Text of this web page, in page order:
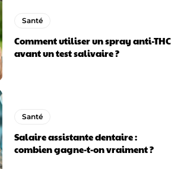
Santé
Comment utiliser un spray anti-THC
avant un test salivaire ?
Santé
Salaire assistante dentaire :
combien gagne-t-on vraiment ?